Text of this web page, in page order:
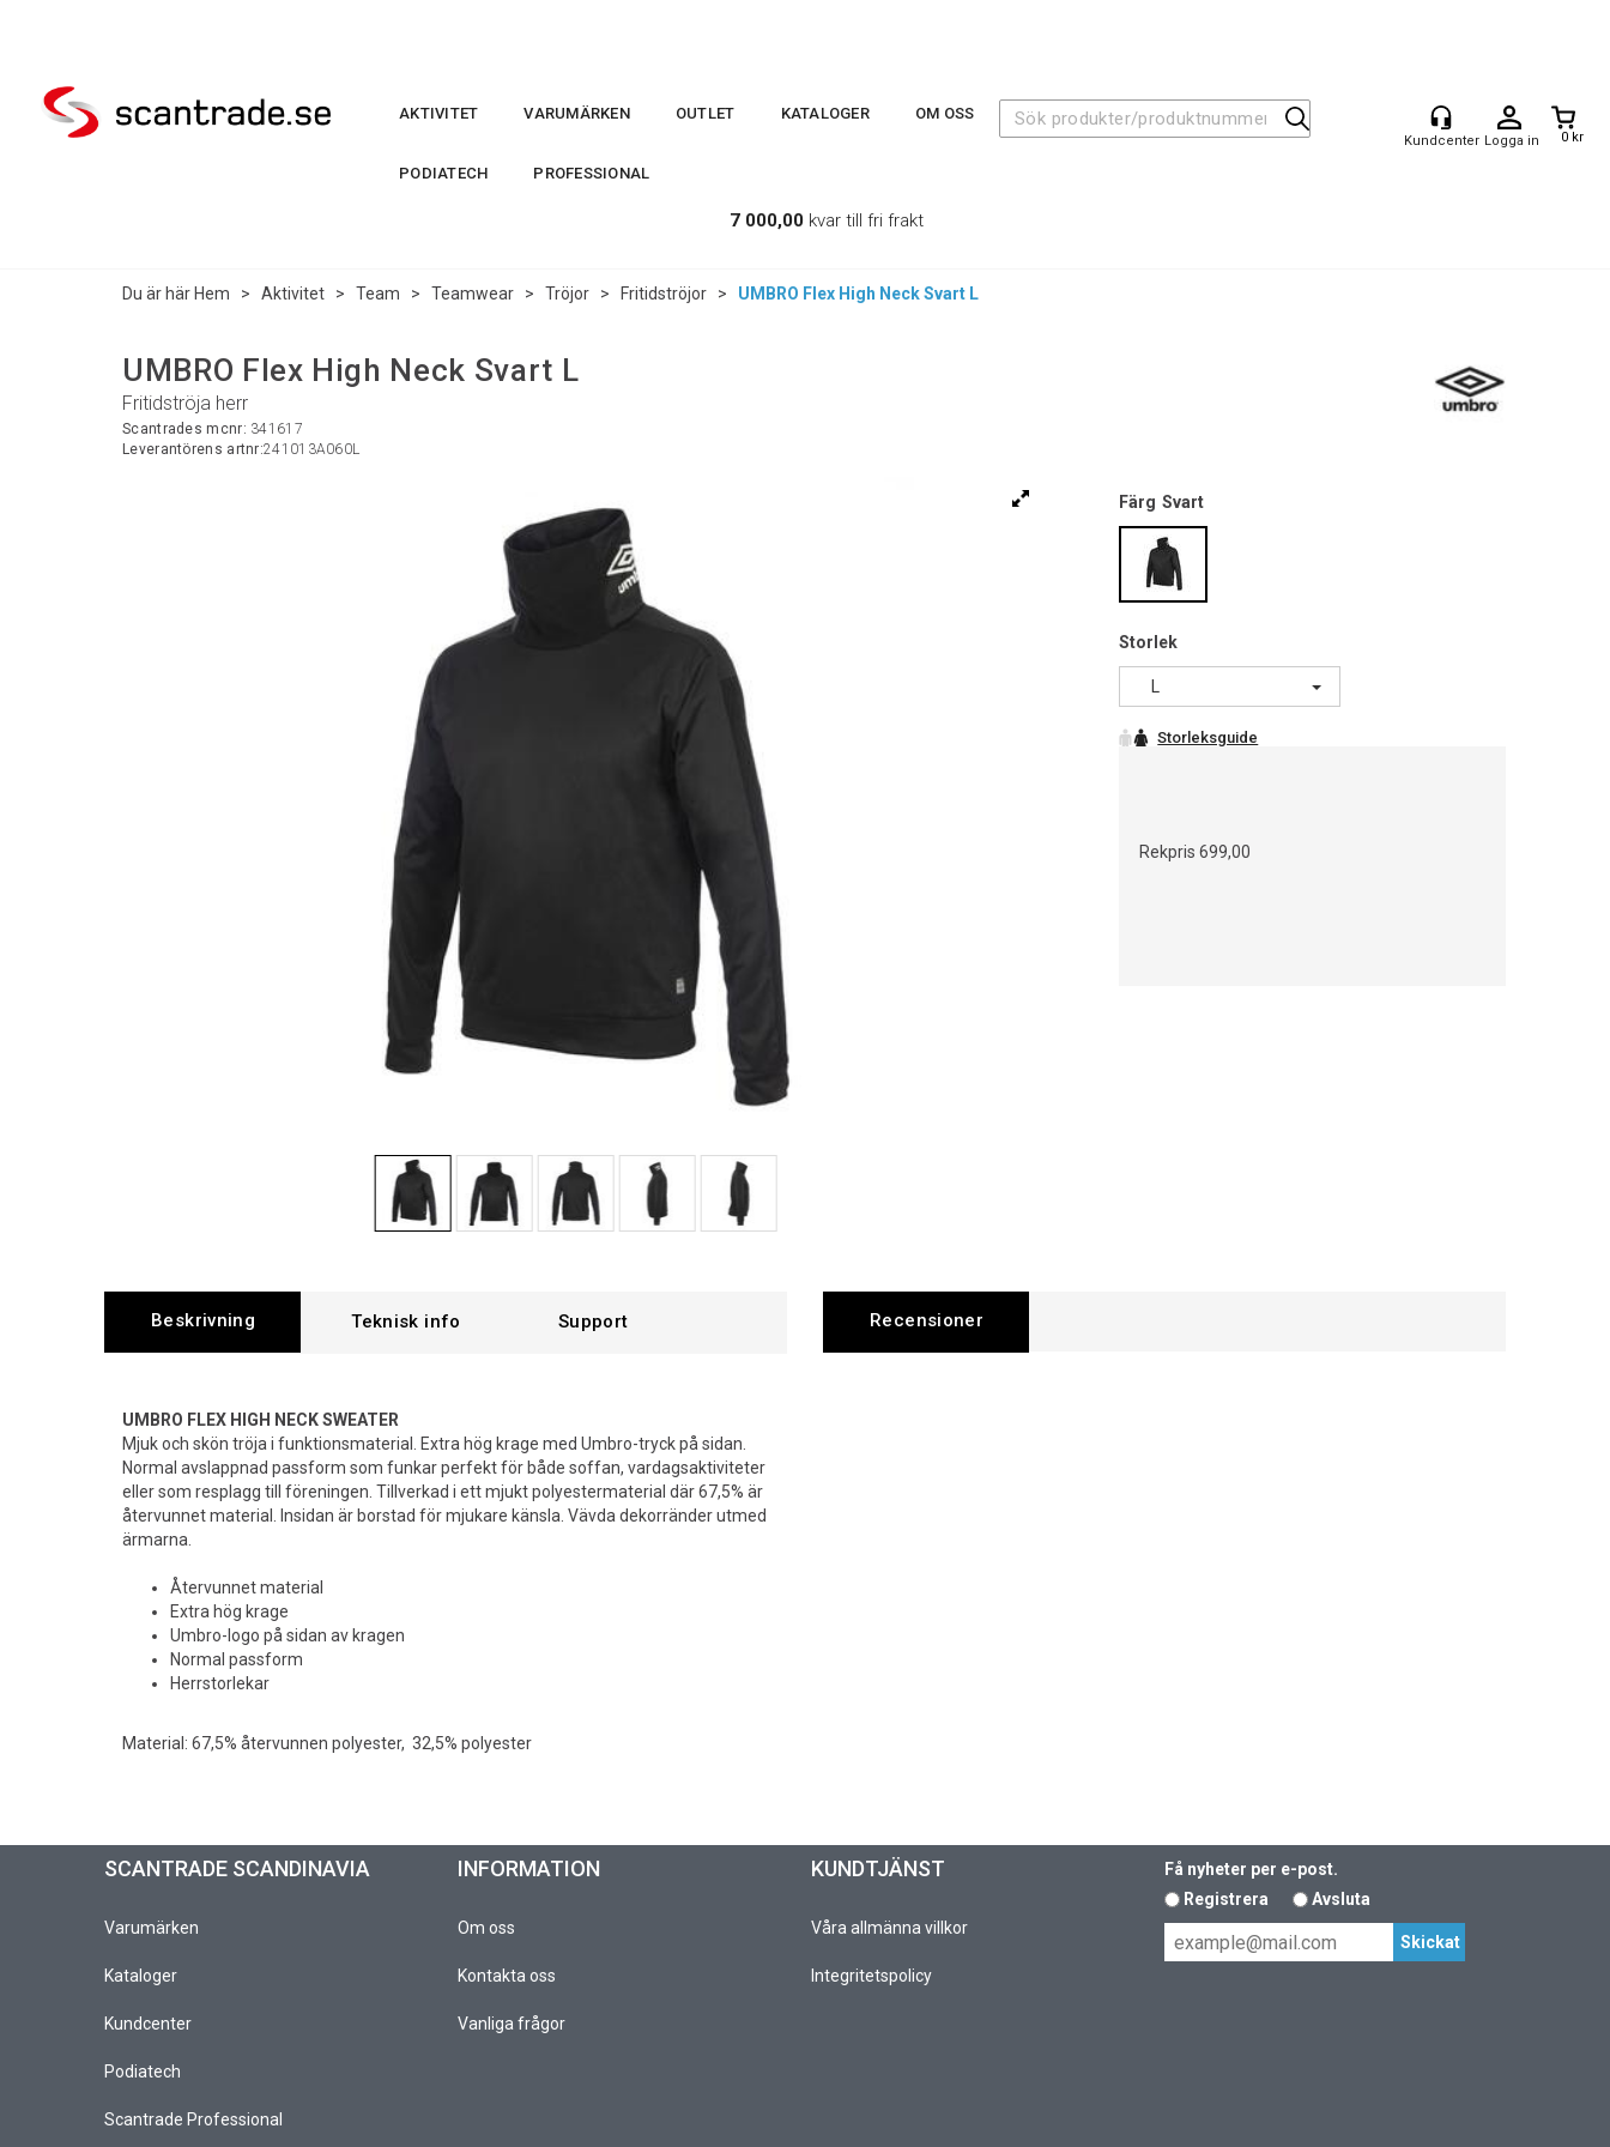
Logga in 0 kr
AKTIVITET VARUMÄRKEN OUTLET KATALOGER OM OSS
PODIATECH PROFESSIONAL
7 000,00 kvar till fri frakt
Du är här Hem > Aktivitet > Team > Teamwear > Tröjor > Fritidströjor > UMBRO Flex High Neck Svart L
UMBRO Flex High Neck Svart L
Fritidströja herr
Scantrades mcnr: 341617
Leverantörens artnr:241013A060L
Färg Svart
Storlek
Rekpris699,00
Beskrivning Support
UMBRO FLEX HIGH NECK SWEATER
Mjuk och skön tröja i funktionsmaterial. Extra hög krage med Umbro-tryck på sidan.
Normal avslappnad passform som funkar perfekt för både soffan, vardagsaktiviteter
eller som resplagg till föreningen. Tillverkad i ett mjukt polyestermaterial där 67,5% är
återvunnet material. Insidan är borstad för mjukare känsla. Vävda dekorränder utmed
ärmarna.
Återvunnet material
Extra hög krage
Umbro-logo på sidan av kragen
Normal passform
Herrstorlekar
Material: 67,5% återvunnen polyester, 32,5% polyester
Recensioner
SCANTRADE SCANDINAVIA
Varumärken
Kataloger
Kundcenter
Podiatech
Scantrade Professional
INFORMATION
Om oss
Kontakta oss
Vanliga frågor
KUNDTJÄNST
Våra allmänna villkor
Integritetspolicy
Få nyheter per e-post.
Registrera
Avsluta